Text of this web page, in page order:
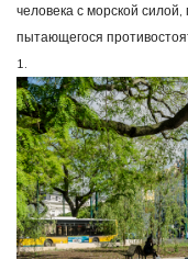
человека с морской
пытающегося
1.